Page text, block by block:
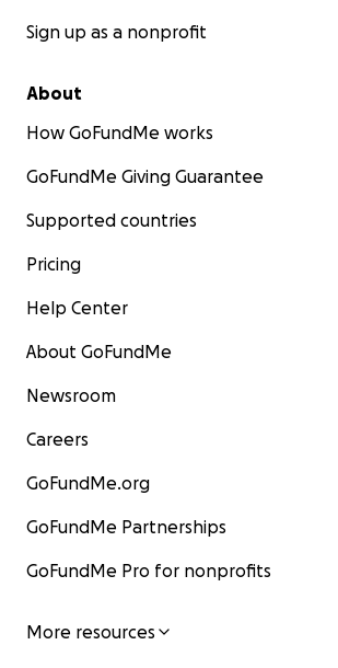
Sign up as a nonprofit
About
How GoFundMe works
GoFundMe Giving Guarantee
Supported countries
Pricing
Help Center
About GoFundMe
Newsroom
Careers
GoFundMe.org
GoFundMe Partnerships
GoFundMe Pro for nonprofits
More resources